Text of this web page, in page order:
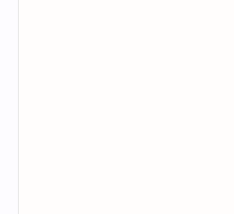
merefleksikan
yang tak memaksa namun ingin
kesetiaannya. Aransemen pop
vokal Stevan yang emosional
menyentuh pendengar dengan
pengertian dan harapan. Lagu ini
cinta sejati adalah tentang
memberi ruang satu sama lain